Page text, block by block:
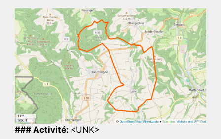
### Activité: <UNK>